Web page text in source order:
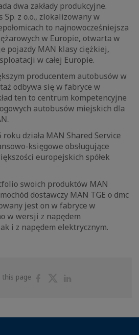
dwa zakłady produkcyjne.
Sp. z o.o., zlokalizowany w
to najnowocześniejsza
w Europie, otwarta w
pojazdy MAN klasy ciężkiej,
w całej Europie.
producentem autobusów w
odbywa się w fabryce w
ten to centrum kompetencyjne
autobusów miejskich dla
działa MAN Shared Service
księgowe obsługujące
europejskich spółek
swoich produktów MAN
dostawczy MAN TGE o dmc
jest on w fabryce w
w wersji z napędem
i z napędem elektrycznym.
this page
ShareShare